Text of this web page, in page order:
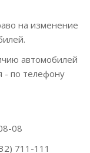
на изменение
автомобилей
- по телефону
08
711-111